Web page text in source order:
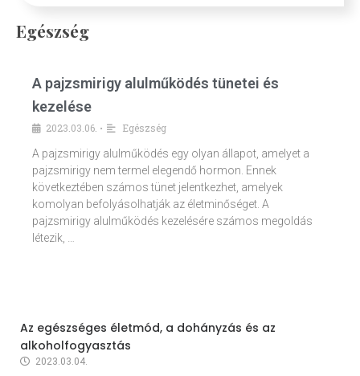
Egészség
A pajzsmirigy alulműködés tünetei és
kezelése
2023.03.06. •
Egészség
A pajzsmirigy alulműködés egy olyan állapot, amelyet a
pajzsmirigy nem termel elegendő hormon. Ennek
következtében számos tünet jelentkezhet, amelyek
komolyan befolyásolhatják az életminőséget. A
pajzsmirigy alulműködés kezelésére számos megoldás
létezik, …
Az egészséges életmód, a dohányzás és az
alkoholfogyasztás
2023.03.04.